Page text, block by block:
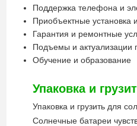
Поддержка телефона и
Приобъектные установка
Гарантия и ремонтные
Подъемы и актуализации
Обучение и образование
Упаковка и
Упаковка и грузить для
Солнечные батареи